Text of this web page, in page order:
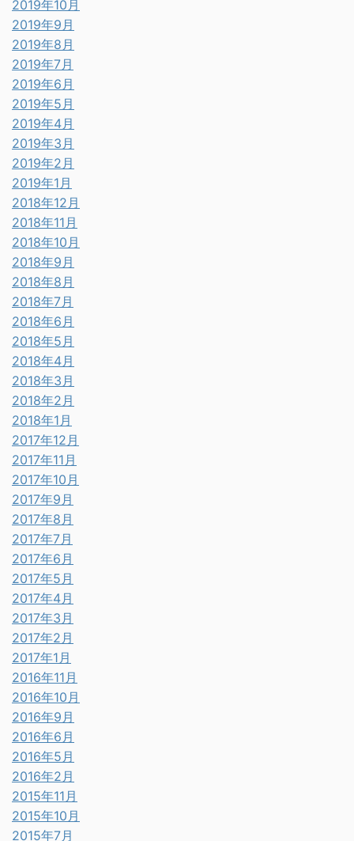
2019年10月
2019年9月
2019年8月
2019年7月
2019年6月
2019年5月
2019年4月
2019年3月
2019年2月
2019年1月
2018年12月
2018年11月
2018年10月
2018年9月
2018年8月
2018年7月
2018年6月
2018年5月
2018年4月
2018年3月
2018年2月
2018年1月
2017年12月
2017年11月
2017年10月
2017年9月
2017年8月
2017年7月
2017年6月
2017年5月
2017年4月
2017年3月
2017年2月
2017年1月
2016年11月
2016年10月
2016年9月
2016年6月
2016年5月
2016年2月
2015年11月
2015年10月
2015年7月